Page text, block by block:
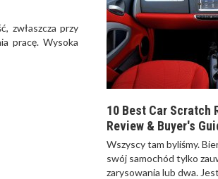
zwłaszcza przy
pracę. Wysoka
ZWRACAĆ
10 Best Car Scratch
Review & Buyer's
Wszyscy tam byliśmy.
swój samochód tylko
zarysowania lub dwa.